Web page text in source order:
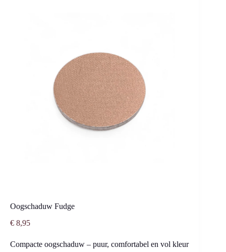
Oogschaduw Fudge
€ 8,95
Compacte oogschaduw – puur, comfortabel en vol kleur